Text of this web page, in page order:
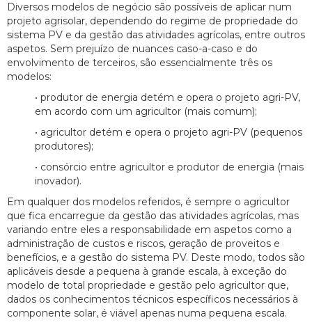
Diversos modelos de negócio são possíveis de aplicar num
projeto agrisolar, dependendo do regime de propriedade do
sistema PV e da gestão das atividades agrícolas, entre outros
aspetos. Sem prejuízo de nuances caso-a-caso e do
envolvimento de terceiros, são essencialmente três os
modelos:
• produtor de energia detém e opera o projeto agri-PV,
em acordo com um agricultor (mais comum);
• agricultor detém e opera o projeto agri-PV (pequenos
produtores);
• consórcio entre agricultor e produtor de energia (mais
inovador).
Em qualquer dos modelos referidos, é sempre o agricultor
que fica encarregue da gestão das atividades agrícolas, mas
variando entre eles a responsabilidade em aspetos como a
administração de custos e riscos, geração de proveitos e
benefícios, e a gestão do sistema PV. Deste modo, todos são
aplicáveis desde a pequena à grande escala, à exceção do
modelo de total propriedade e gestão pelo agricultor que,
dados os conhecimentos técnicos específicos necessários à
componente solar, é viável apenas numa pequena escala.